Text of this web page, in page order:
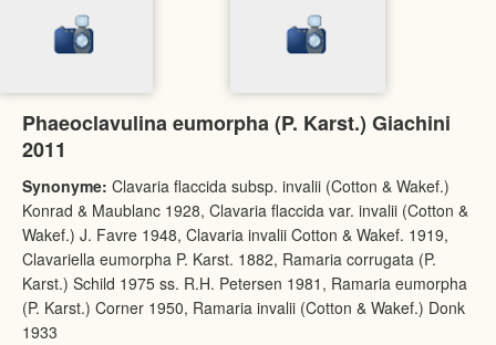
Phaeoclavulina eumorpha (P. Karst.) Giachini
2011
Synonyme: Clavaria flaccida subsp. invalii (Cotton & Wakef.)
Konrad & Maublanc 1928, Clavaria flaccida var. invalii (Cotton &
Wakef.) J. Favre 1948, Clavaria invalii Cotton & Wakef. 1919,
Clavariella eumorpha P. Karst. 1882, Ramaria corrugata (P.
Karst.) Schild 1975 ss. R.H. Petersen 1981, Ramaria eumorpha
(P. Karst.) Corner 1950, Ramaria invalii (Cotton & Wakef.) Donk
1933